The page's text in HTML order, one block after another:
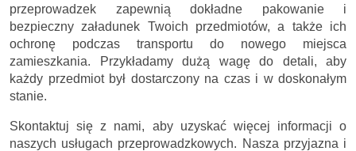
przeprowadzek zapewnią dokładne pakowanie i
bezpieczny załadunek Twoich przedmiotów, a także ich
ochronę podczas transportu do nowego miejsca
zamieszkania. Przykładamy dużą wagę do detali, aby
każdy przedmiot był dostarczony na czas i w doskonałym
stanie.
Skontaktuj się z nami, aby uzyskać więcej informacji o
naszych usługach przeprowadzkowych. Nasza przyjazna i